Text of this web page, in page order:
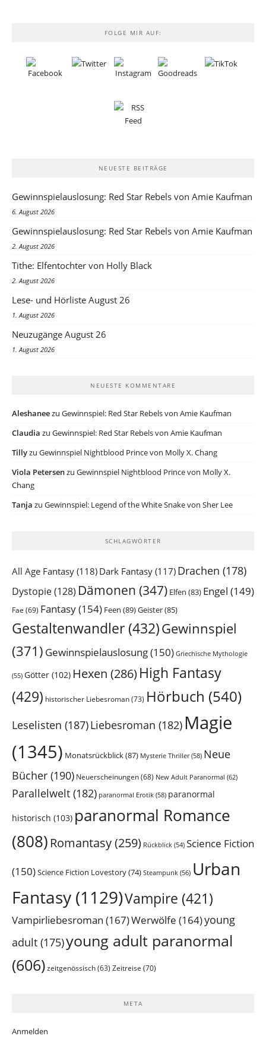
FOLGE MIR AUF:
NEUESTE BEITRÄGE
Gewinnspielauslosung: Red Star Rebels von Amie Kaufman
6. August 2026
Gewinnspielauslosung: Red Star Rebels von Amie Kaufman
2. August 2026
Tithe: Elfentochter von Holly Black
2. August 2026
Lese- und Hörliste August 26
1. August 2026
Neuzugänge August 26
1. August 2026
NEUESTE KOMMENTARE
Aleshaneezu Gewinnspiel: Red Star Rebels von Amie Kaufman
Claudia zu Gewinnspiel: Red Star Rebels von Amie Kaufman
Tillyzu Gewinnspiel Nightblood Prince von Molly X. Chang
Viola Petersenzu Gewinnspiel Nightblood Prince von Molly X.
Chang
Tanja zu Gewinnspiel: Legend of the White Snake von Sher Lee
SCHLAGWÖRTER
All Age Fantasy (118) Dark Fantasy (117) Drachen (178)
Dystopie(128) Dämonen (347) Elfen (83) Engel (149)
Fae (69) Fantasy(154) Feen (89)Geister(85)
Gestaltenwandler (432)Gewinnspiel
(371) Gewinnspielauslosung(150) Griechische Mythologie
(55) Götter (102) Hexen (286) High Fantasy
(429) historischer Liebesroman(73) Hörbuch (540)
Leselisten (187)Liebesroman (182) Magie
(1345) Monatsrückblick(87) Mysterie Thriller(58) Neue
Bücher (190) Neuerscheinungen(68) New Adult Paranormal (62)
Parallelwelt (182) paranormal Erotik (58) paranormal
historisch (103) paranormal Romance
(808) Romantasy(259) Rückblick (54) Science Fiction
(150)Science Fiction Lovestory(74) Steampunk (56) Urban
Fantasy (1129)Vampire (421)
Vampirliebesroman (167)Werwölfe (164)young
adult (175)young adult paranormal
(606) zeitgenössisch (63) Zeitreise (70)
META
Anmelden